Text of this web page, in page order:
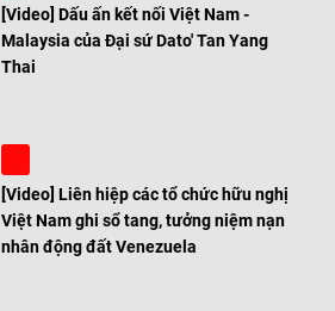
[Video] Dấu ấn kết nối Việt Nam -
Malaysia của Đại sứ Dato' Tan Yang
Thai
[Video] Liên hiệp các tổ chức hữu nghị
Việt Nam ghi sổ tang, tưởng niệm nạn
nhân động đất Venezuela